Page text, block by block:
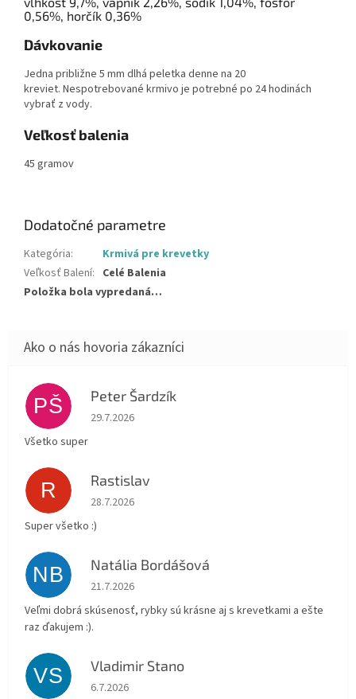
0,56%, horčík 0,36%
Dávkovanie
Jedna približne 5 mm dlhá peletka denne na 20
kreviet. Nespotrebované krmivo je potrebné po 24 hodinách
vybrať z vody.
Veľkosť balenia
45 gramov
Dodatočné parametre
Kategória:
Krmivá pre krevetky
Veľkosť Balení: Celé Balenia
Položka bola vypredaná…
PŠ Peter Šardzík
Hodnotenie obchodu je 5 z 5 hviezdičiek.
29.7.2026
Všetko super
R Rastislav
Hodnotenie obchodu je 5 z 5 hviezdičiek.
28.7.2026
Super všetko :)
NB Natália Bordášová
Hodnotenie obchodu je 5 z 5 hviezdičiek.
21.7.2026
Veľmi dobrá skúsenosť, rybky sú krásne aj s krevetkami a ešte
raz ďakujem :).
VS Vladimir Stano
Hodnotenie obchodu je 5 z 5 hviezdičiek.
6.7.2026